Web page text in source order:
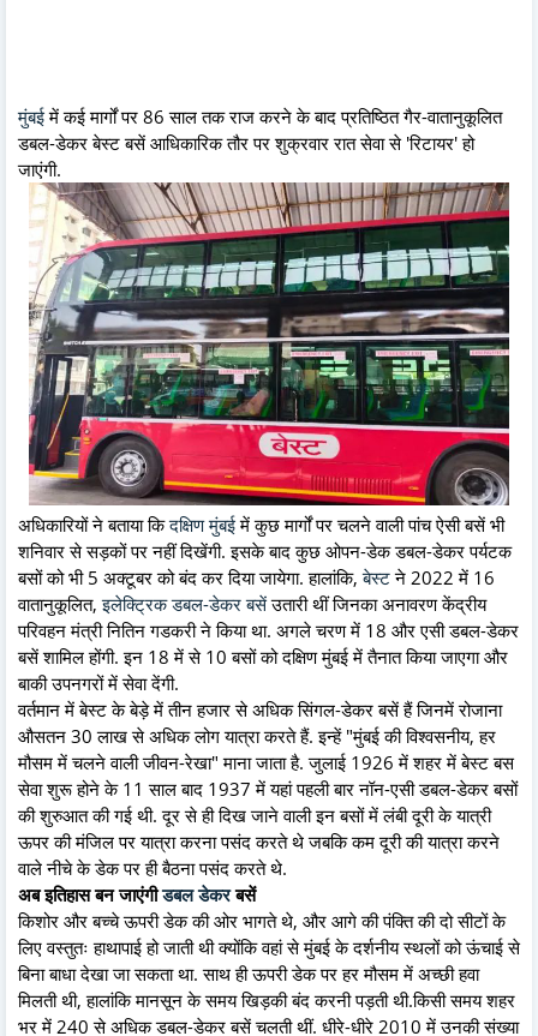
मुंबईमें कई मार्गों पर 86 साल तक राज करने के बाद प्रतिष्ठित गैर-वातानुकूलित
डबल-डेकर बेस्ट बसें आधिकारिक तौर पर शुक्रवार रात सेवा से 'रिटायर' हो
जाएंगी.
अधिकारियों ने बताया किदक्षिण मुंबईमें कुछ मार्गों पर चलने वाली पांच ऐसी बसें भी
शनिवार से सड़कों पर नहीं दिखेंगी. इसके बाद कुछ ओपन-डेक डबल-डेकर पर्यटक
बसों को भी 5 अक्टूबर को बंद कर दिया जायेगा. हालांकि,बेस्‍टने 2022 में 16
वातानुकूलित,इलेक्ट्रिक डबल-डेकर बसेंउतारी थीं जिनका अनावरण केंद्रीय
परिवहन मंत्री नितिन गडकरी ने किया था. अगले चरण में 18 और एसी डबल-डेकर
बसें शामिल होंगी. इन 18 में से 10 बसों को दक्षिण मुंबई में तैनात किया जाएगा और
बाकी उपनगरों में सेवा देंगी.
वर्तमान में बेस्‍ट के बेड़े में तीन हजार से अधिक सिंगल-डेकर बसें हैं जिनमें रोजाना
औसतन 30 लाख से अधिक लोग यात्रा करते हैं. इन्हें "मुंबई की विश्वसनीय, हर
मौसम में चलने वाली जीवन-रेखा" माना जाता है. जुलाई 1926 में शहर में बेस्‍ट बस
सेवा शुरू होने के 11 साल बाद 1937 में यहां पहली बार नॉन-एसी डबल-डेकर बसों
की शुरुआत की गई थी. दूर से ही दिख जाने वाली इन बसों में लंबी दूरी के यात्री
ऊपर की मंजिल पर यात्रा करना पसंद करते थे जब‍कि कम दूरी की यात्रा करने
वाले नीचे के डेक पर ही बैठना पसंद करते थे.
अब इतिहास बन जाएंगीडबल डेकरबसें
किशोर और बच्चे ऊपरी डेक की ओर भागते थे, और आगे की पंक्ति की दो सीटों के
लिए वस्तुतः हाथापाई हो जाती थी क्‍योंकि वहां से मुंबई के दर्शनीय स्थलों को ऊंचाई से
बिना बाधा देखा जा सकता था. साथ ही ऊपरी डेक पर हर मौसम में अच्‍छी हवा
मिलती थी, हालांकि मानसून के समय खिड़की बंद करनी पड़ती थी.किसी समय शहर
भर में 240 से अधिक डबल-डेकर बसें चलती थीं. धीरे-धीरे 2010 में उनकी संख्‍या